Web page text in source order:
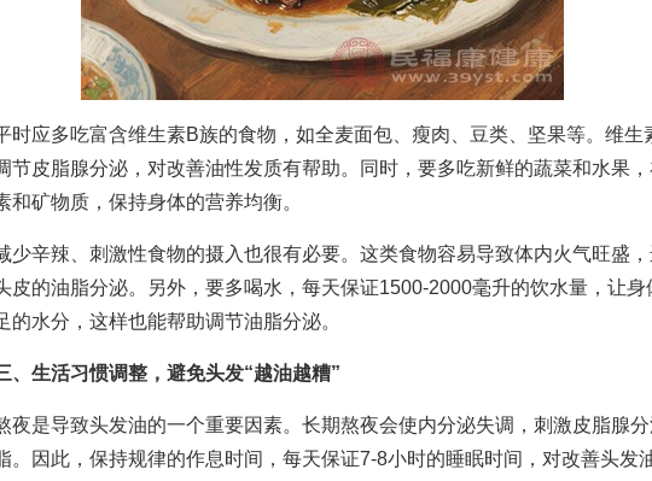
应多吃富含维生素B族的食物，如全麦面包、瘦肉、豆类、坚果等。维生
节皮脂腺分泌，对改善油性发质有帮助。同时，要多吃新鲜的蔬菜和水果
和矿物质，保持身体的营养均衡。
辛辣、刺激性食物的摄入也很有必要。这类食物容易导致体内火气旺盛，
皮的油脂分泌。另外，要多喝水，每天保证1500-2000毫升的饮水量，让身
的水分，这样也能帮助调节油脂分泌。
、生活习惯调整，避免头发“越油越糟”
是导致头发油的一个重要因素。长期熬夜会使内分泌失调，刺激皮脂腺分
。因此，保持规律的作息时间，每天保证7-8小时的睡眠时间，对改善头发